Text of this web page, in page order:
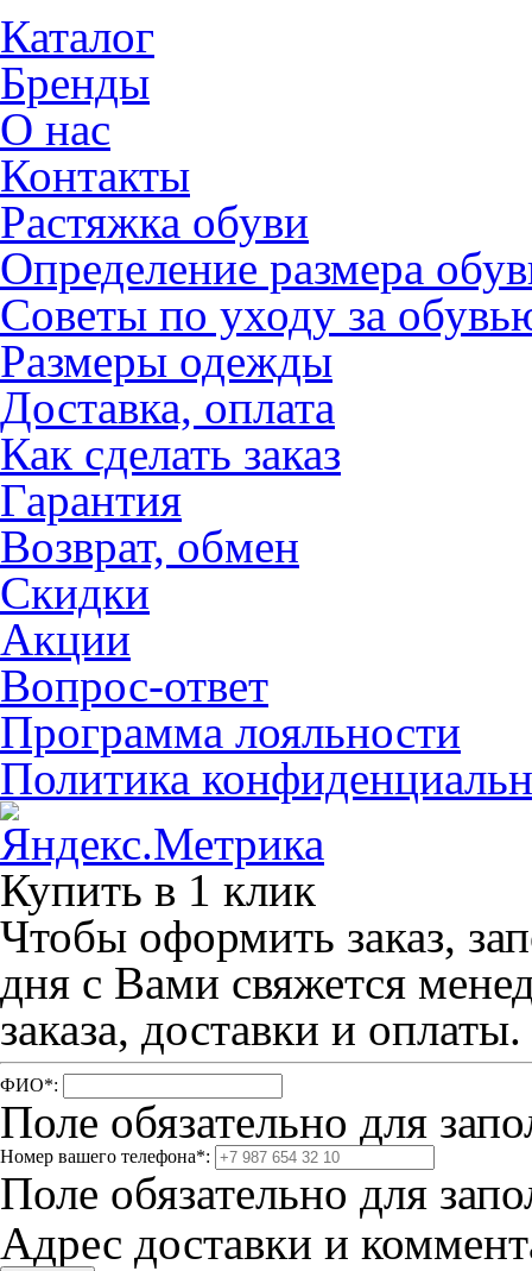
Каталог
Бренды
О нас
Контакты
Растяжка обуви
Определение размера
Советы по уходу за
Размеры одежды
Доставка, оплата
Как сделать заказ
Гарантия
Возврат, обмен
Скидки
Акции
Вопрос-ответ
Программа лояльности
Политика
Купить в 1 клик
Чтобы оформить заказ,
дня с Вами свяжется
заказа, доставки и оплаты.
ФИО*:
Поле обязательно для
Номер вашего телефона*:
Поле обязательно для
Адрес доставки и